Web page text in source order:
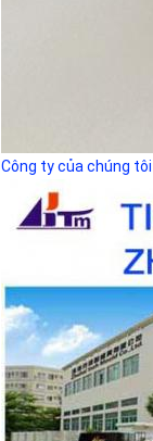
Công ty của chúng tôi